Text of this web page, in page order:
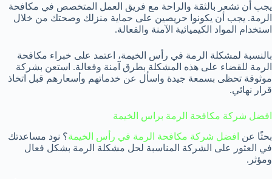
يجب أن تشعر بالثقة والراحة مع فريق العمل المتخصص في مكافحة
الرمة. يجب أن يكونوا حريصين على حماية منزلك وصحتك من خلال
استخدام المواد الكيميائية الآمنة والفعالة.
بالنسبة لمشكلة الرمة في رأس الخيمة، اعتمد على خبراء مكافحة
الرمة للقضاء على هذه المشكلة بطرق آمنة وفعالة. استعن بشركة
موثوقة تحظى بسمعة جيدة واسأل عن خدماتهم وأسعارهم قبل اتخاذ
قرار نهائي.
افضل شركة مكافحة الرمة براس الخيمة
بحثًا عن افضل شركة مكافحة الرمة في رأس الخيمة؟ نود مساعدتك
في العثور على الشركة المناسبة لحل مشكلة الرمة بشكل فعال
ومؤثر.